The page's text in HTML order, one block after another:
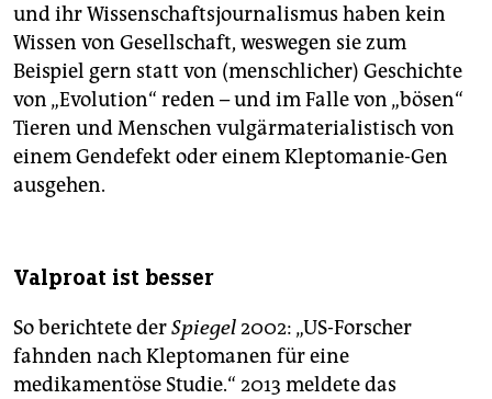
und ihr Wissenschaftsjournalismus haben kein
Wissen von Gesellschaft, weswegen sie zum
Beispiel gern statt von (menschlicher) Geschichte
von „Evolution“ reden – und im Falle von „bösen“
Tieren und Menschen vulgärmaterialistisch von
einem Gendefekt oder einem Kleptomanie-Gen
ausgehen.
Valproat ist besser
So berichtete derSpiegel2002: „US-Forscher
fahnden nach Kleptomanen für eine
medikamentöse Studie.“ 2013 meldete das